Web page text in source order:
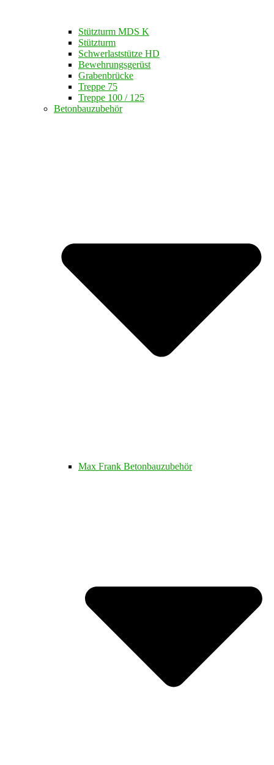
Stützturm MDS K
Stützturm
Schwerlaststütze HD
Bewehrungsgerüst
Grabenbrücke
Treppe 75
Treppe 100 / 125
Betonbauzubehör
Max Frank Betonbauzubehör